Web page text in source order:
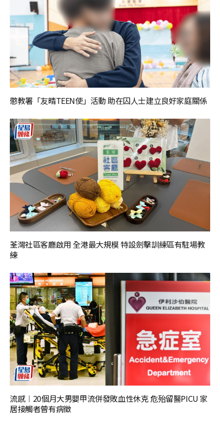
懲教署「友晴TEEN使」活動 助在囚人士建立良好家庭關係
荃灣社區客廳啟用 全港最大規模 特設劍擊訓練區有駐場教
練
流感︱20個月大男嬰甲流併發敗血性休克 危殆留醫PICU 家
居接觸者曾有病徵